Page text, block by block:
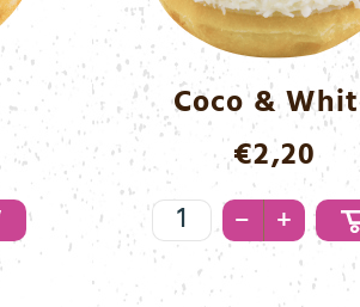
Coco &
€2,20
Coco
&
White
– +